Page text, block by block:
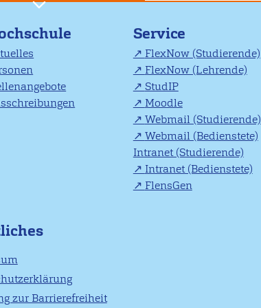
Service
FlexNow (Studierende)
FlexNow (Lehrende)
StudIP
Moodle
Webmail (Studierende)
Webmail (Bedienstete)
Intranet (Studierende)
Intranet (Bedienstete)
FlensGen
zur Barrierefreiheit